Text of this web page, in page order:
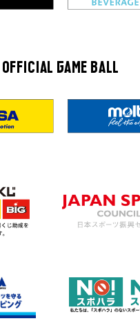
OFFICIAL GAME BALL